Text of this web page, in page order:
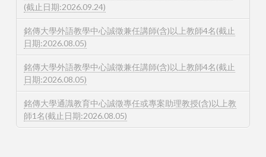
(截止日期:2026.09.24)
銘傳大學外語教學中心誠徵兼任講師(含)以上教師4名(截止
日期:2026.08.05)
銘傳大學外語教學中心誠徵兼任講師(含)以上教師4名(截止
日期:2026.08.05)
銘傳大學通識教育中心誠徵專任或專案助理教授(含)以上教
師1名(截止日期:2026.08.05)